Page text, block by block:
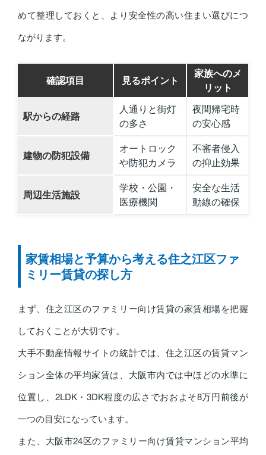
めて整理しておくと、より安全性の高い住まい選びにつ
ながります。
確認項目 見るポイント
家族へのメ
リット
駅からの経路
人通りと街灯
の多さ
夜間帰宅時
の安心感
建物の防犯設備
オートロック
や防犯カメラ
不審者侵入
の抑止効果
周辺生活施設
学校・公園・
医療機関
安全な生活
動線の確保
家賃相場と予算から考える住之江区ファ
ミリー賃貸の探し方
まず、住之江区のファミリー向け賃貸の家賃相場を把握
しておくことが大切です。
大手不動産情報サイトの統計では、住之江区の賃貸マン
ション全体の平均家賃は、大阪市内では中ほどの水準に
位置し、2LDK・3DK程度の広さでおおよそ8万円前後が
一つの目安になっています。
また、大阪市24区のファミリー向け賃貸マンション平均